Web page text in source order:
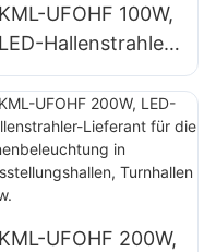
KML-UFOHF 100W,
LED-Hallenstrahler-
für
und
andere
der
KML-UFOHF 200W,